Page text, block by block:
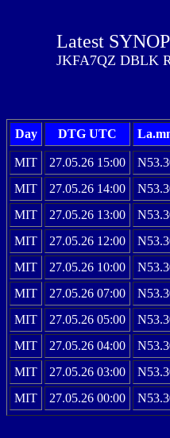
Latest
JKFA7QZ DBLK
Day DTG UTC
MIT 27.05.26 15:00
MIT
27.05.26 14:00
MIT
27.05.26 13:00
MIT
27.05.26 12:00
MIT
27.05.26 10:00
MIT
27.05.26 07:00
MIT
27.05.26 05:00
MIT
27.05.26 04:00
MIT
27.05.26 03:00
MIT
27.05.26 00:00